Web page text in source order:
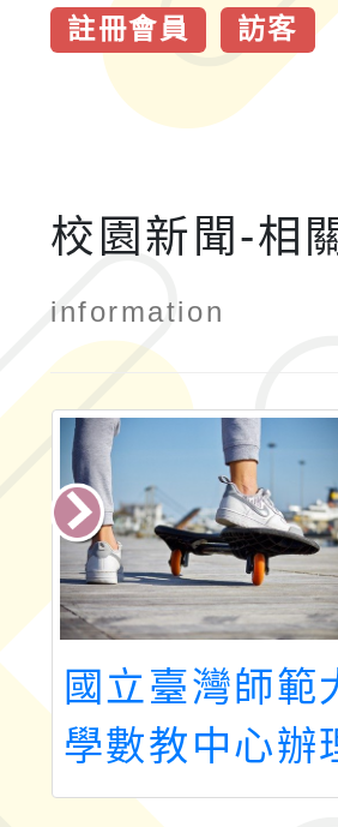
註冊會員 訪客
校園新聞-相
information
國立臺灣師範
學數教中心辦
「數感跨域實